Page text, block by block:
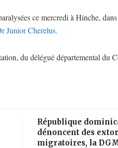
ce mercredi à Hinche,
Junior Cherelus.
du délégué départemental du
République
dénoncent des
migratoires, la